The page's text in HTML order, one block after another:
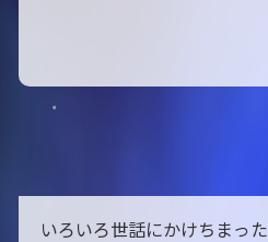
いろいろ世話にかけちまった